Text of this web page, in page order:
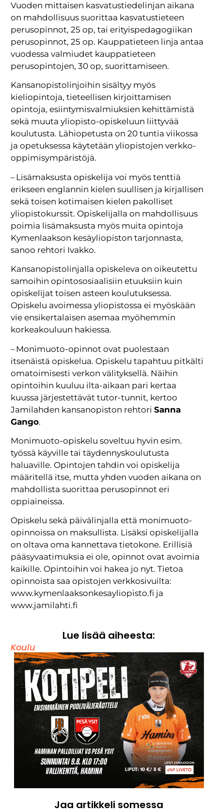
Vuoden mittaisen kasvatustiedelinjan aikana
on mahdollisuus suorittaa kasvatustieteen
perusopinnot, 25 op, tai erityispedagogiikan
perusopinnot, 25 op. Kauppatieteen linja antaa
vuodessa valmiudet kauppatieteen
perusopintojen, 30 op, suorittamiseen.
Kansanopistolinjoihin sisältyy myös
kieliopintoja, tieteellisen kirjoittamisen
opintoja, esiintymisvalmiuksien kehittämistä
sekä muuta yliopisto-opiskeluun liittyvää
koulutusta. Lähiopetusta on 20 tuntia viikossa
ja opetuksessa käytetään yliopistojen verkko-
oppimisympäristöjä.
– Lisämaksusta opiskelija voi myös tenttiä
erikseen englannin kielen suullisen ja kirjallisen
sekä toisen kotimaisen kielen pakolliset
yliopistokurssit. Opiskelijalla on mahdollisuus
poimia lisämaksusta myös muita opintoja
Kymenlaakson kesäyliopiston tarjonnasta,
sanoo rehtori Ivakko.
Kansanopistolinjalla opiskeleva on oikeutettu
samoihin opintososiaalisiin etuuksiin kuin
opiskelijat toisen asteen koulutuksessa.
Opiskelu avoimessa yliopistossa ei myöskään
vie ensikertalaisen asemaa myöhemmin
korkeakouluun hakiessa.
– Monimuoto-opinnot ovat puolestaan
itsenäistä opiskelua. Opiskelu tapahtuu pitkälti
omatoimisesti verkon välityksellä. Näihin
opintoihin kuuluu ilta-aikaan pari kertaa
kuussa järjestettävät tutor-tunnit, kertoo
Jamilahden kansanopiston rehtoriSanna
Gango.
Monimuoto-opiskelu soveltuu hyvin esim.
työssä käyville tai täydennyskoulutusta
haluaville. Opintojen tahdin voi opiskelija
määritellä itse, mutta yhden vuoden aikana on
mahdollista suorittaa perusopinnot eri
oppiaineissa.
Opiskelu sekä päivälinjalla että monimuoto-
opinnoissa on maksullista. Lisäksi opiskelijalla
on oltava oma kannettava tietokone. Erillisiä
pääsyvaatimuksia ei ole, opinnot ovat avoimia
kaikille. Opintoihin voi hakea jo nyt. Tietoa
opinnoista saa opistojen verkkosivuilta:
www.kymenlaaksonkesayliopisto.fi ja
www.jamilahti.fi
Lue lisää aiheesta:
Koulu
Jaa artikkeli somessa